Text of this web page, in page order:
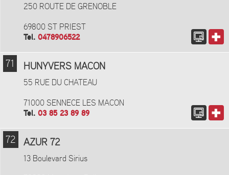
250 ROUTE DE GRENOBLE
69800 ST PRIEST
Tel. 0478906522
71 HUNYVERS MACON
55 RUE DU CHATEAU
71000 SENNECE LES MACON
Tel. 03 85 23 89 89
72 AZUR 72
13 Boulevard Sirius